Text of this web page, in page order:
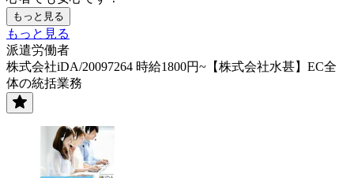
もっと見る
もっと見る
派遣労働者
株式会社iDA/20097264 時給1800円~【株式会社水甚】EC全
体の統括業務